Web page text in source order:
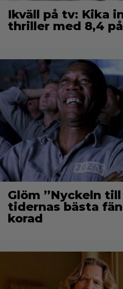
Ikväll på tv: Kika
thriller med 8,4
Glöm ”Nyckeln
tidernas bästa
korad